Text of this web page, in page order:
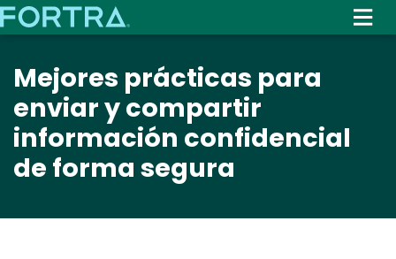
to
content
Mejores prácticas para
enviar y compartir
información confidencial
de forma segura